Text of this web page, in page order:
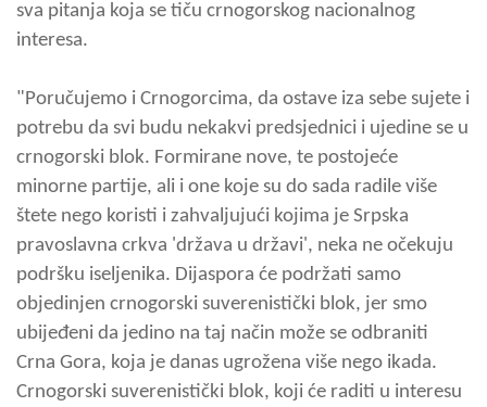
sva pitanja koja se tiču crnogorskog nacionalnog
interesa.
"Poručujemo i Crnogorcima, da ostave iza sebe sujete i
potrebu da svi budu nekakvi predsjednici i ujedine se u
crnogorski blok. Formirane nove, te postojeće
minorne partije, ali i one koje su do sada radile više
štete nego koristi i zahvaljujući kojima je Srpska
pravoslavna crkva 'država u državi', neka ne očekuju
podršku iseljenika. Dijaspora će podržati samo
objedinjen crnogorski suverenistički blok, jer smo
ubijeđeni da jedino na taj način može se odbraniti
Crna Gora, koja je danas ugrožena više nego ikada.
Crnogorski suverenistički blok, koji će raditi u interesu